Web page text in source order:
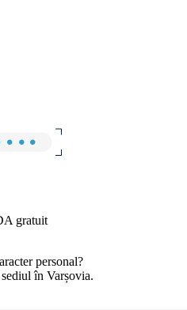
gratuit
personal?
în Varșovia.